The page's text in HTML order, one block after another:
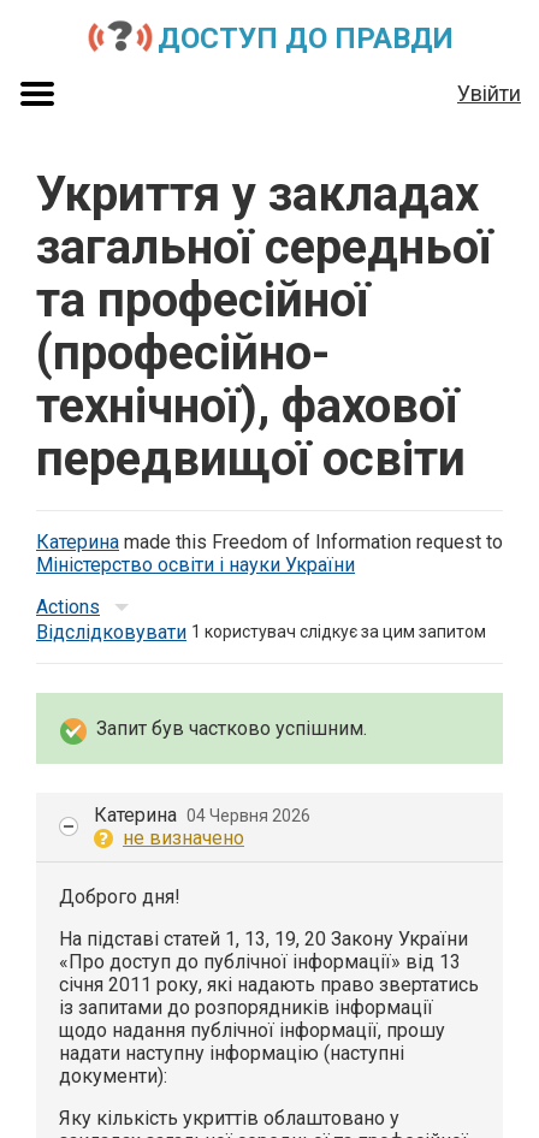
ДОСТУП ДО ПРАВДИ
Увійти
Укриття у закладах
загальної середньої
та професійної
(професійно-
технічної), фахової
передвищої освіти
Катерина made this Freedom of Information request to
Міністерство освіти і науки України
Actions
Відслідковувати 1 користувач слідкує за цим запитом
Запит був частково успішним.
Катерина 04 Червня 2026
не визначено
Доброго дня!
На підставі статей 1, 13, 19, 20 Закону України
«Про доступ до публічної інформації» від 13
січня 2011 року, які надають право звертатись
із запитами до розпорядників інформації
щодо надання публічної інформації, прошу
надати наступну інформацію (наступні
документи):
Яку кількість укриттів облаштовано у